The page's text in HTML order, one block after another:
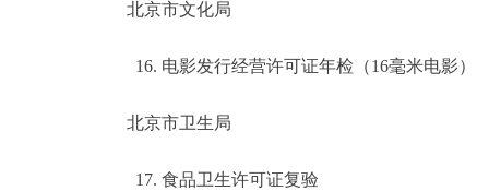
北京市文化局
16. 电影发行经营许可证年检（16毫米电影）
北京市卫生局
17. 食品卫生许可证复验